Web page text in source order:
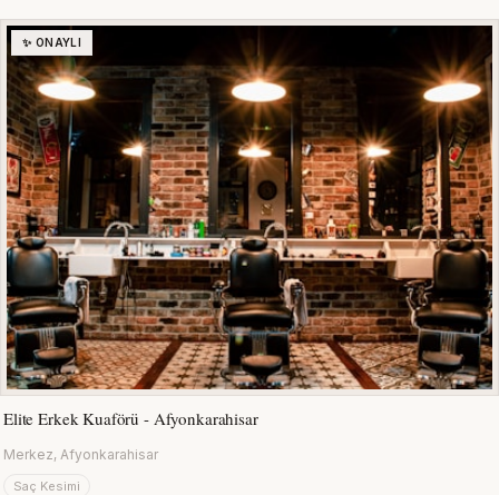
✨ ONAYLI
Elite Erkek Kuaförü - Afyonkarahisar
Merkez, Afyonkarahisar
Saç Kesimi